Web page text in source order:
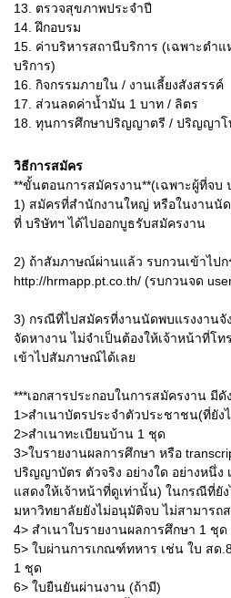
13. ตรวจสุขภาพประจำปี
14. ฝึกอบรม
15. ค่าบริหารสถานีบริการ (เฉพาะตำ
บริการ)
16. กิจกรรมภายใน / งานเลี้ยงสังสรรค์
17. ส่วนลดค่าน้ำมัน 1 บาท / ลิตร
18. ทุนการศึกษาปริญญาตรี / ปริญญาโ
วิธีการสมัคร
**ขั้นตอนการสมัครงาน**(เฉพาะผู้ที่จบ
1) สมัครที่สำนักงานใหญ่ หรือในงานนั
ที่ บริษัทฯ ได้ไปออกบูธรับสมัครงาน
2) ถ้าสัมภาษณ์ผ่านแล้ว รบกวนเข้าไป
http://hrmapp.pt.co.th/ (รบกวนจด
3) กรณีที่ไปสมัครที่งานนัดพบแรงงานจั
จัดหางาน ไม่จำเป็นต้องให้เจ้าหน้าที่โท
เข้าไปสัมภาษณ์ได้เลย
***เอกสารประกอบในการสมัครงาน มีดั
1>สำเนาบัตรประจำตัวประชาชน(ที่ยัง
2>สำเนาทะเบียนบ้าน 1 ชุด
3>ใบรายงานผลการศึกษา หรือ
ปริญญาบัตร ตัวจริง อย่างใด อย่างหนึ่ง
แสดงให้เจ้าหน้าที่ดูเท่านั้น) ในกรณีที่ยั
มหาวิทยาลัยยังไม่อนุมัติจบ ไม่สามารถ
4> สำเนาใบรายงานผลการศึกษา 1 ชุด
5> ใบผ่านการเกณฑ์ทหาร เช่น ใบ สด
1 ชุด
6> ใบยืนยันผ่านงาน (ถ้ามี)